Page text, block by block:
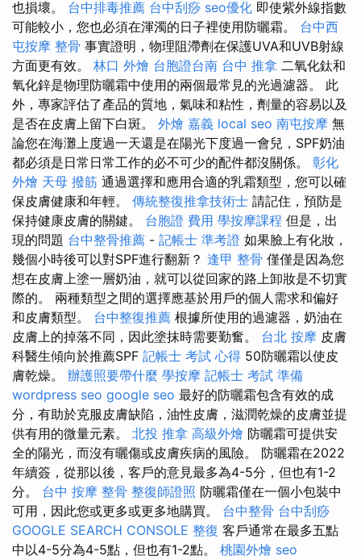
也損壞。 台中排毒推薦 台中刮痧 seo優化 即使紫外線指數
可能較小，您也必須在渾濁的日子裡使用防曬霜。 台中西
屯按摩 整骨 事實證明，物理阻滯劑在保護UVA和UVB射線
方面更有效。 林口 外燴 台胞證台南 台中 推拿 二氧化鈦和
氧化鋅是物理防曬霜中使用的兩個最常見的光過濾器。 此
外，專家評估了產品的質地，氣味和粘性，劑量的容易以及
是否在皮膚上留下白斑。 外燴 嘉義 local seo 南屯按摩 無
論您在海灘上度過一天還是在陽光下度過一會兒，SPF奶油
都必須是日常日常工作的必不可少的配件都沒關係。 彰化
外燴 天母 撥筋 通過選擇和應用合適的乳霜類型，您可以確
保皮膚健康和年輕。 傳統整復推拿技術士 請記住，預防是
保持健康皮膚的關鍵。 台胞證 費用 學按摩課程 但是，出
現的問題 台中整骨推薦 - 記帳士 準考證 如果臉上有化妝，
幾個小時後可以對SPF進行翻新？ 逢甲 整骨 僅僅是因為您
想在皮膚上塗一層奶油，就可以從回家的路上卸妝是不切實
際的。 兩種類型之間的選擇應基於用戶的個人需求和偏好
和皮膚類型。 台中整復推薦 根據所使用的過濾器，奶油在
皮膚上的掉落不同，因此塗抹時需要勤奮。 台北 按摩 皮膚
科醫生傾向於推薦SPF 記帳士 考試 心得 50防曬霜以使皮
膚乾燥。 辦護照要帶什麼 學按摩 記帳士 考試 準備
wordpress seo google seo 最好的防曬霜包含有效的成
分，有助於克服皮膚缺陷，油性皮膚，滋潤乾燥的皮膚並提
供有用的微量元素。 北投 推拿 高級外燴 防曬霜可提供安
全的陽光，而沒有曬傷或皮​​膚疾病的風險。 防曬霜在2022
年續簽，從那以後，客戶的意見最多為4-5分，但也有1-2
分。 台中 按摩 整骨 整復師證照 防曬霜僅在一個小包裝中
可用，因此您或更多或更多地購買。 台中整骨 台中刮痧
GOOGLE SEARCH CONSOLE 整復 客戶通常在最多五點
中以4-5分為4-5點，但也有1-2點。 桃園外燴 seo